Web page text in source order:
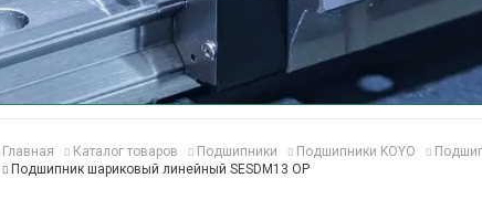
Главная Каталог товаров Подшипники Подшипники KOYO
Подшипник шариковый линейный SESDM13 OP